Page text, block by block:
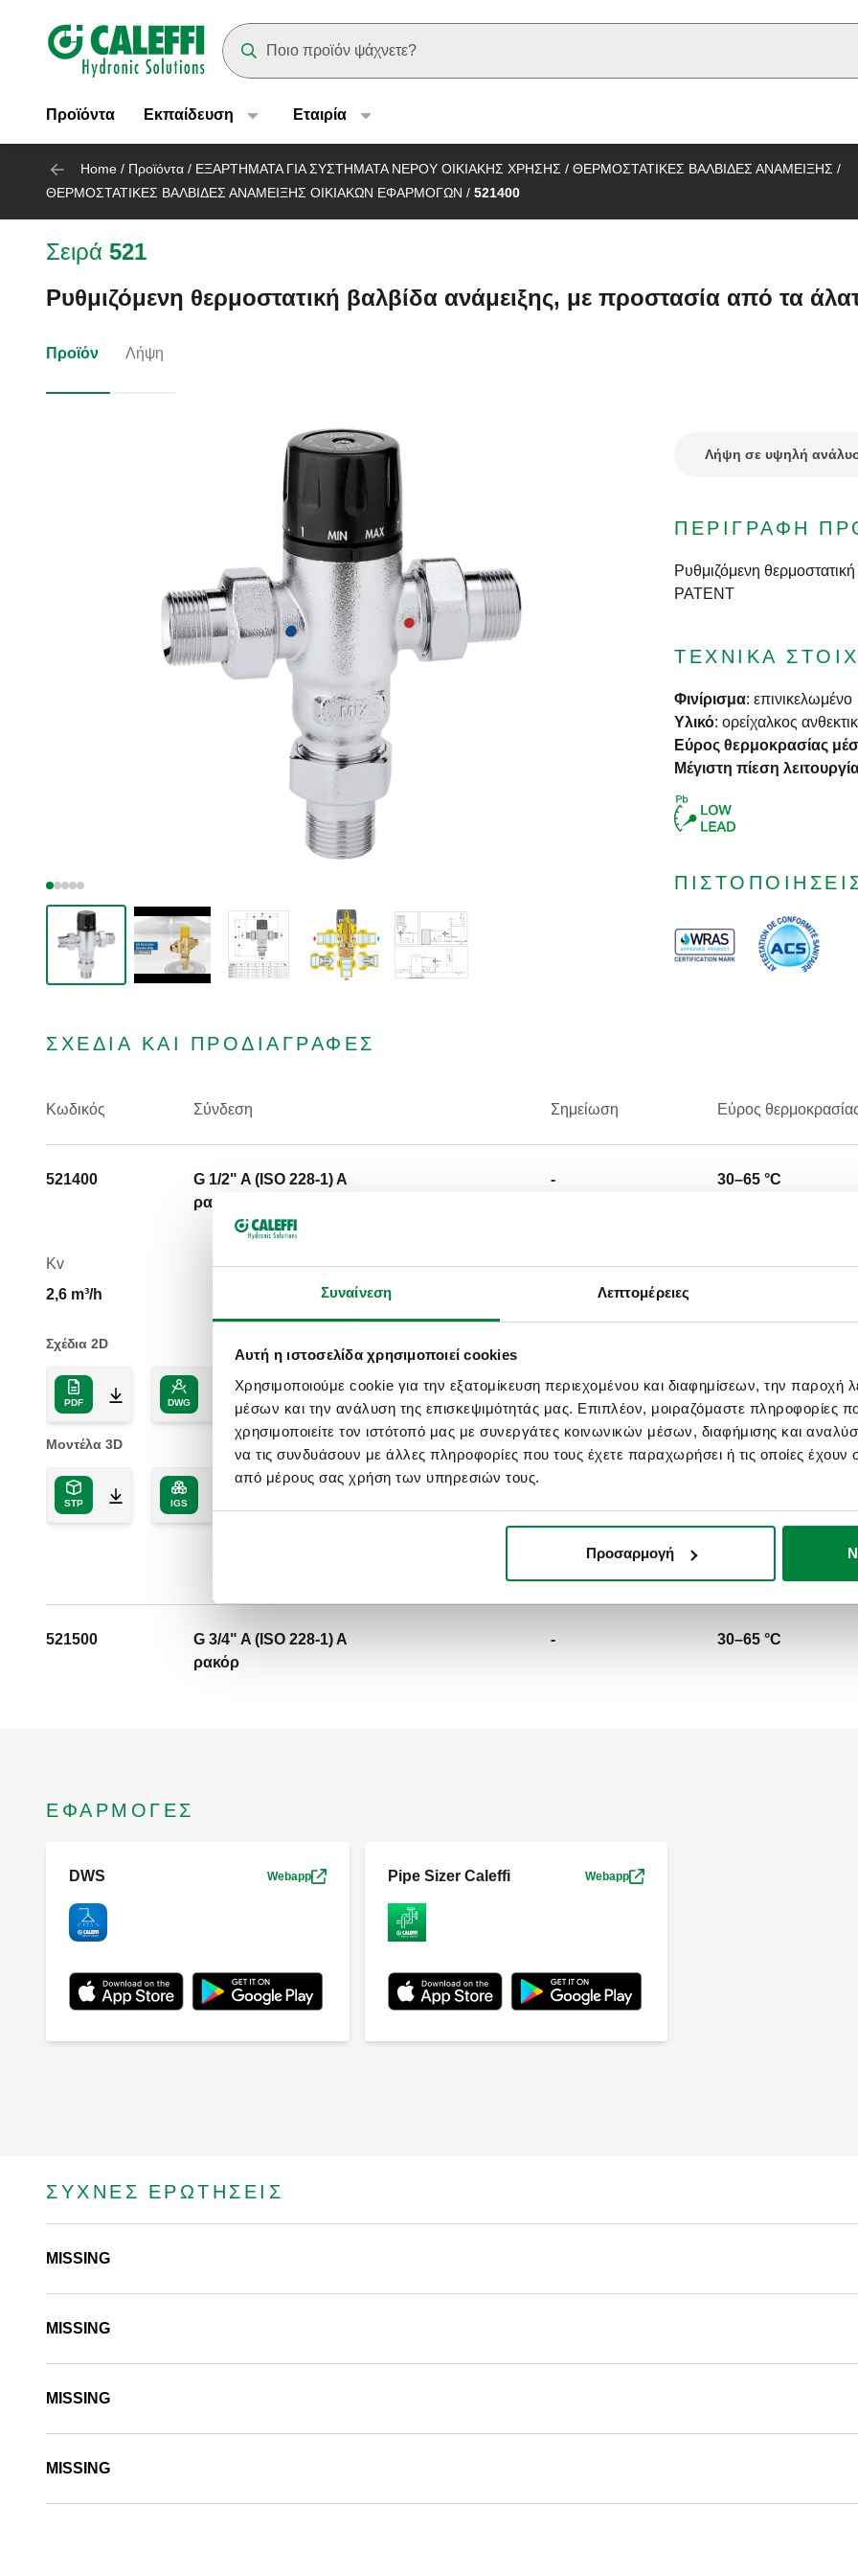
Συναίνεση Λεπτομέρειες
Αυτή η ιστοσελίδα χρησιμοποιεί cookies
Χρησιμοποιούμε cookie για την εξατομίκευση περιεχομένου και διαφημίσεων, την παροχή
μέσων και την ανάλυση της επισκεψιμότητάς μας. Επιπλέον, μοιραζόμαστε πληροφορίες
χρησιμοποιείτε τον ιστότοπό μας με συνεργάτες κοινωνικών μέσων, διαφήμισης και
να τις συνδυάσουν με άλλες πληροφορίες που τους έχετε παραχωρήσει ή τις οποίες έχουν
από μέρους σας χρήση των υπηρεσιών τους.
Προσαρμογή
Header main navigation
Προϊόντα Εκπαίδευση Eταιρία
Home / Προϊόντα / ΕΞΑΡΤΗΜΑΤΑ ΓΙΑ ΣΥΣΤΗΜΑΤΑ ΝΕΡΟΥ ΟΙΚΙΑΚΗΣ ΧΡΗΣΗΣ / ΘΕΡΜΟΣΤΑΤΙΚΕΣ ΒΑΛΒΙΔΕΣ ΑΝΑΜΕΙΞΗΣ /
ΘΕΡΜΟΣΤΑΤΙΚΕΣ ΒΑΛΒΙΔΕΣ ΑΝΑΜΕΙΞΗΣ ΟΙΚΙΑΚΩΝ ΕΦΑΡΜΟΓΩΝ / 521400
Σειρά 521
Ρυθμιζόμενη θερμοστατική βαλβίδα ανάμειξης, με προστασία από τα
Προϊόν Λήψη
Λήψη σε υψηλή
ΠΕΡΙΓΡΑΦΉ
Ρυθμιζόμενη
PATENT
ΤΕΧΝΙΚΆ
Φινίρισμα: επινικελωμένο
Υλικό: ορείχαλκος
Εύρος θερμοκρασίας
Μέγιστη πίεση
ΣΧΈΔΙΑ ΚΑΙ ΠΡΟΔΙΑΓΡΑΦΈΣ
Κωδικός Σύνδεση Σημείωση
Εύρος
521400
G 1/2" A (ISO 228-1) A
ρακόρ
-
30–65 °C
Kv
2,6 m³/h
Σχέδια 2D
PDF DWG
Μοντέλα 3D
STP IGS
CALEFFI, 521400. Ρυθμιζόμενη
από τα άλατα. Σύνδεση: G 1/2" A
14 bar. Εύρος θερμοκρασίας
65 °C. Φινίρισμα:
8f1fcbd4-9853-42cd-ab3f-
521500
G 3/4" A (ISO 228-1) A
ρακόρ
-
30–65 °C
ΕΦΑΡΜΟΓΈΣ
DWS Webapp Pipe Sizer Caleffi Webapp
ΣΥΧΝΈΣ ΕΡΩΤΉΣΕΙΣ
MISSING
MISSING
MISSING
MISSING